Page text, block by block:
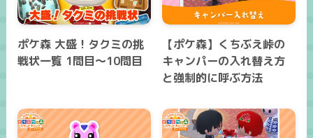
ポケ森 大盛！タクミの挑
戦状一覧 1問目～10問目
【ポケ森】くちぶえ峠の
キャンパーの入れ替え方
と強制的に呼ぶ方法